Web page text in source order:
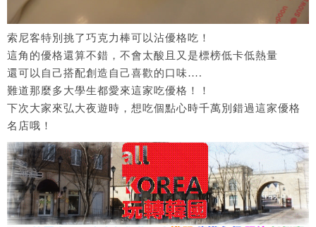
索尼客特別挑了巧克力棒可以沾優格吃！
這角的優格還算不錯，不會太酸且又是標榜低卡低熱量
還可以自己搭配創造自己喜歡的口味….
難道那麼多大學生都愛來這家吃優格！！
下次大家來弘大夜遊時，想吃個點心時千萬別錯過這家優格
名店哦！